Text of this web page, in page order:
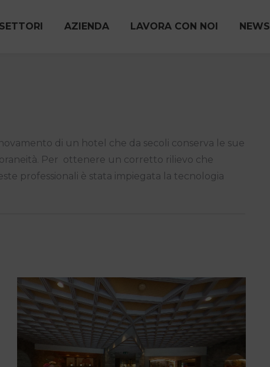
SETTORI AZIENDA LAVORA CON NOI NEWS
di un hotel che da secoli conserva le sue
Per ottenere un corretto rilievo che
professionali è stata impiegata la tecnologia